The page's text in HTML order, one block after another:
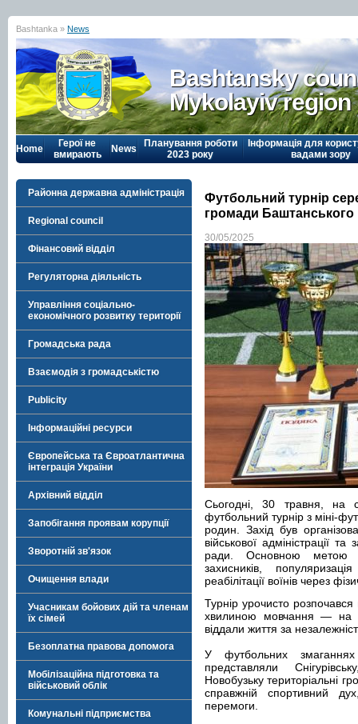
Bashtanka » News
Bashtansky
Mykolayiv region
Home
Герої не
вмирають
News
Планування роботи
2023 року
Інформація для
вадами зору
Районна державна адміністрація
Regional council
Фінансовий відділ
Регуляторна діяльність
Управління соціально-
економічного розвитку території
Громадська рада
Взаємодія з громадськістю
Publicity
Інформаційні ресурси
Європейська та Євроатлантична
інтеграція України
Архівний відділ
Запобігання проявам корупції
Зворотній зв'язок
Очищення влади
Учасникам бойових дій та членам
їх сімей
Безоплатна правова допомога
Мобілізаційна підготовка та
військовий облік
Комунальні підприємства
Футбольний турнір
громади Баштанського
30/05/2025
Сьогодні, 30 травня, на
футбольний турнір з міні-
родин. Захід був
військової адміністрації
ради. Основною метою
захисників,
реабілітації воїнів через
Турнір урочисто
хвилиною мовчання — на
віддали життя за
У футбольних
представляли
Новобузьку територіальні
справжній спортивний
перемоги.